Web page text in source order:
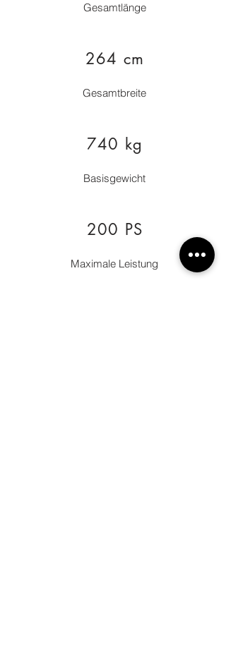
Gesamtlänge
264 cm
Gesamtbreite
740 kg
Basisgewicht
200 PS
Maximale Leistung